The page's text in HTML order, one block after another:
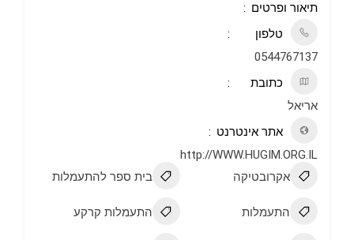
תיאור ופרטים
טלפון
0544767137
כתובת
אריאל
אתר אינטרנט
http://WWW.HUGIM.ORG.IL
אקרובטיקה
בית ספר להתעמלות
התעמלות התעמלות קרקע